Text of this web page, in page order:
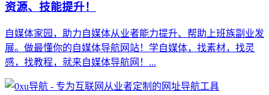
资源、技能提升！
自媒体家园，助力自媒体从业者能力提升、帮助上班族副业发
展。做最懂你的自媒体导航网站！学自媒体，找素材，找灵
感，找教程，就来自媒体导航网！...